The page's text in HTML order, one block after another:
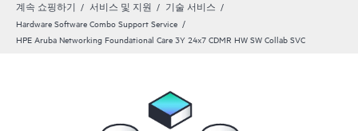
계속 쇼핑하기 서비스 및 지원
기술 서비스
Hardware Software Combo Support Service
HPE Aruba Networking Foundational Care 3Y 24x7 CDMR HW SW Collab SVC